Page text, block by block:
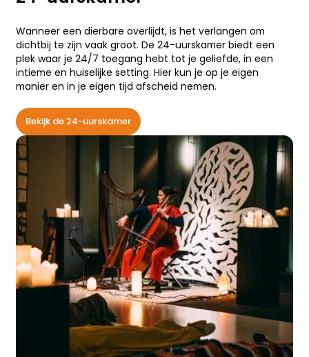
Wanneer een dierbare overlijdt, is het verlangen om
dichtbij te zijn vaak groot. De 24-uurskamer biedt een
plek waar je 24/7 toegang hebt tot je geliefde, in een
intieme en huiselijke setting. Hier kun je op je eigen
manier en in je eigen tijd afscheid nemen.
Bekijk de 24-uurskamer